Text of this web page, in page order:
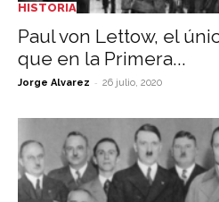
HISTORIA
Paul von Lettow, el
que en la Primera...
Jorge Alvarez - 26 julio, 2020